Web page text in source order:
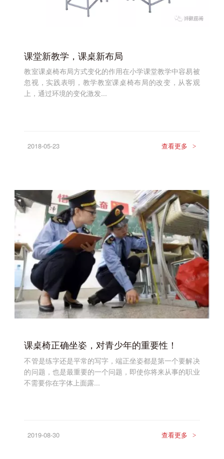
课堂新教学，课桌新布局
教室课桌椅布局方式变化的作用在小学课堂教学中容易被
忽视，实践表明，教学教室课桌椅布局的改变，从客观
上，通过环境的变化激发...
2018-05-23 查看更多 >
课桌椅正确坐姿，对青少年的重要性！
不管是练字还是平常的写字，端正坐姿都是第一个要解决
的问题，也是最重要的一个问题，即使你将来从事的职业
不需要你在字体上面露...
2019-08-30 查看更多 >